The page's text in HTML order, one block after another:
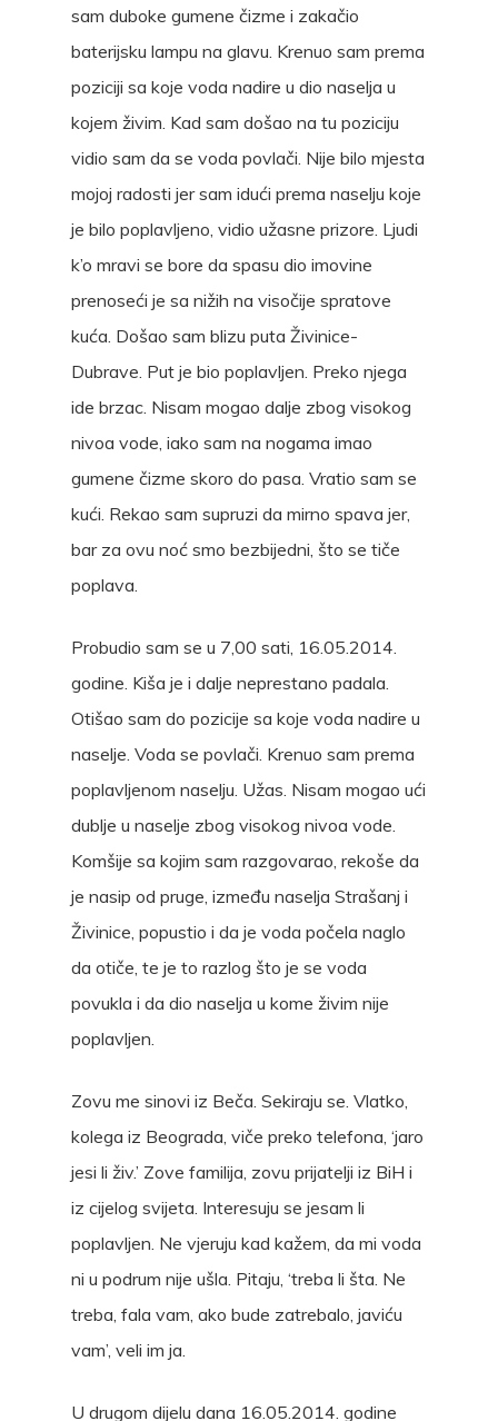
sam duboke gumene čizme i zakačio
baterijsku lampu na glavu. Krenuo sam prema
poziciji sa koje voda nadire u dio naselja u
kojem živim. Kad sam došao na tu poziciju
vidio sam da se voda povlači. Nije bilo mjesta
mojoj radosti jer sam idući prema naselju koje
je bilo poplavljeno, vidio užasne prizore. Ljudi
k’o mravi se bore da spasu dio imovine
prenoseći je sa nižih na visočije spratove
kuća. Došao sam blizu puta Živinice-
Dubrave. Put je bio poplavljen. Preko njega
ide brzac. Nisam mogao dalje zbog visokog
nivoa vode, iako sam na nogama imao
gumene čizme skoro do pasa. Vratio sam se
kući. Rekao sam supruzi da mirno spava jer,
bar za ovu noć smo bezbijedni, što se tiče
poplava.
Probudio sam se u 7,00 sati, 16.05.2014.
godine. Kiša je i dalje neprestano padala.
Otišao sam do pozicije sa koje voda nadire u
naselje. Voda se povlači. Krenuo sam prema
poplavljenom naselju. Užas. Nisam mogao ući
dublje u naselje zbog visokog nivoa vode.
Komšije sa kojim sam razgovarao, rekoše da
je nasip od pruge, između naselja Strašanj i
Živinice, popustio i da je voda počela naglo
da otiče, te je to razlog što je se voda
povukla i da dio naselja u kome živim nije
poplavljen.
Zovu me sinovi iz Beča. Sekiraju se. Vlatko,
kolega iz Beograda, viče preko telefona, ‘jaro
jesi li živ.’ Zove familija, zovu prijatelji iz BiH i
iz cijelog svijeta. Interesuju se jesam li
poplavljen. Ne vjeruju kad kažem, da mi voda
ni u podrum nije ušla. Pitaju, ‘treba li šta. Ne
treba, fala vam, ako bude zatrebalo, javiću
vam’, veli im ja.
U drugom dijelu dana 16.05.2014. godine